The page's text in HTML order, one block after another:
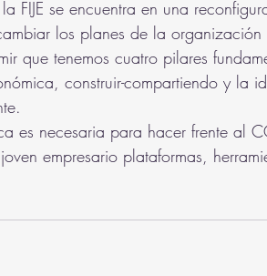
FIJE se encuentra en una
los planes de la organización
que tenemos cuatro pilares
construir-compartiendo y la
es necesaria para hacer frente al
empresario plataformas,